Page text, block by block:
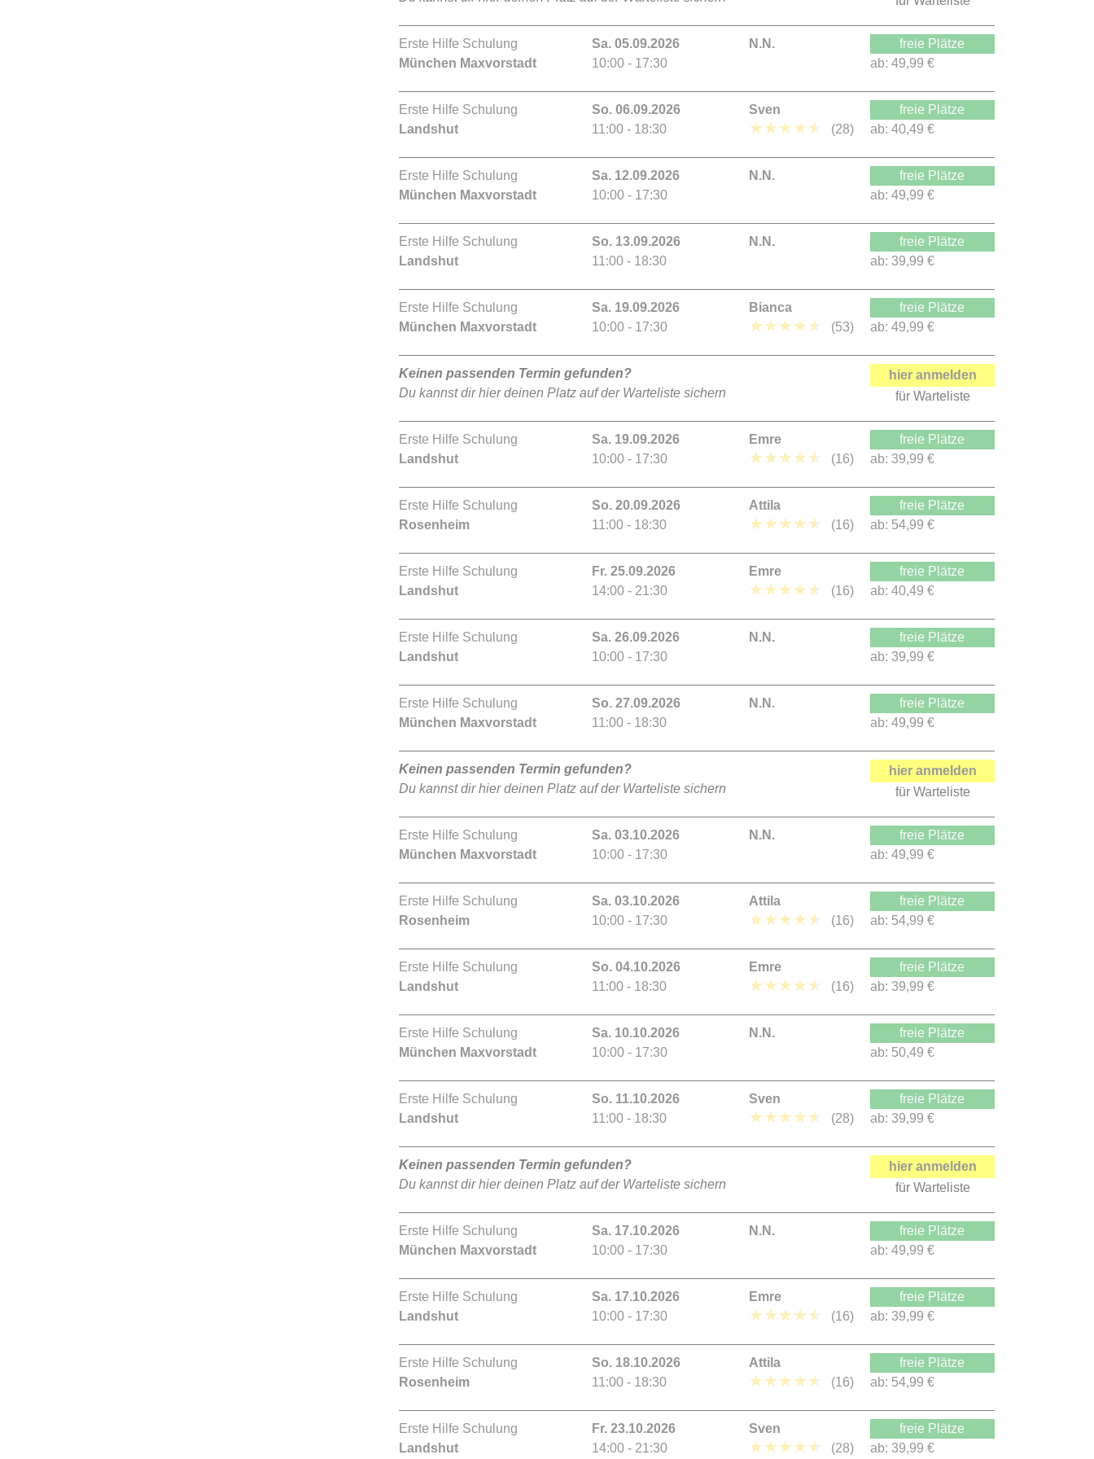
Erste Hilfe Schulung
München Maxvorstadt
Sa. 05.09.2026
10:00 - 17:30
N.N.
freie Plätze
ab: 49,99 €
Erste Hilfe Schulung
Landshut
So. 06.09.2026
11:00 - 18:30
Sven
★★★★★ (28)
freie Plätze
ab: 40,49 €
Erste Hilfe Schulung
München Maxvorstadt
Sa. 12.09.2026
10:00 - 17:30
N.N.
freie Plätze
ab: 49,99 €
Erste Hilfe Schulung
Landshut
So. 13.09.2026
11:00 - 18:30
N.N.
freie Plätze
ab: 39,99 €
Erste Hilfe Schulung
München Maxvorstadt
Sa. 19.09.2026
10:00 - 17:30
Bianca
★★★★★ (53)
freie Plätze
ab: 49,99 €
Keinen passenden Termin gefunden?
Du kannst dir hier deinen Platz auf der Warteliste sichern
hier anmelden
für Warteliste
Erste Hilfe Schulung
Landshut
Sa. 19.09.2026
10:00 - 17:30
Emre
★★★★★ (16)
freie Plätze
ab: 39,99 €
Erste Hilfe Schulung
Rosenheim
So. 20.09.2026
11:00 - 18:30
Attila
★★★★★ (16)
freie Plätze
ab: 54,99 €
Erste Hilfe Schulung
Landshut
Fr. 25.09.2026
14:00 - 21:30
Emre
★★★★★ (16)
freie Plätze
ab: 40,49 €
Erste Hilfe Schulung
Landshut
Sa. 26.09.2026
10:00 - 17:30
N.N.
freie Plätze
ab: 39,99 €
Erste Hilfe Schulung
München Maxvorstadt
So. 27.09.2026
11:00 - 18:30
N.N.
freie Plätze
ab: 49,99 €
Keinen passenden Termin gefunden?
Du kannst dir hier deinen Platz auf der Warteliste sichern
hier anmelden
für Warteliste
Erste Hilfe Schulung
München Maxvorstadt
Sa. 03.10.2026
10:00 - 17:30
N.N.
freie Plätze
ab: 49,99 €
Erste Hilfe Schulung
Rosenheim
Sa. 03.10.2026
10:00 - 17:30
Attila
★★★★★ (16)
freie Plätze
ab: 54,99 €
Erste Hilfe Schulung
Landshut
So. 04.10.2026
11:00 - 18:30
Emre
★★★★★ (16)
freie Plätze
ab: 39,99 €
Erste Hilfe Schulung
München Maxvorstadt
Sa. 10.10.2026
10:00 - 17:30
N.N.
freie Plätze
ab: 50,49 €
Erste Hilfe Schulung
Landshut
So. 11.10.2026
11:00 - 18:30
Sven
★★★★★ (28)
freie Plätze
ab: 39,99 €
Keinen passenden Termin gefunden?
Du kannst dir hier deinen Platz auf der Warteliste sichern
hier anmelden
für Warteliste
Erste Hilfe Schulung
München Maxvorstadt
Sa. 17.10.2026
10:00 - 17:30
N.N.
freie Plätze
ab: 49,99 €
Erste Hilfe Schulung
Landshut
Sa. 17.10.2026
10:00 - 17:30
Emre
★★★★★ (16)
freie Plätze
ab: 39,99 €
Erste Hilfe Schulung
Rosenheim
So. 18.10.2026
11:00 - 18:30
Attila
★★★★★ (16)
freie Plätze
ab: 54,99 €
Erste Hilfe Schulung
Landshut
Fr. 23.10.2026
14:00 - 21:30
Sven
★★★★★ (28)
freie Plätze
ab: 39,99 €